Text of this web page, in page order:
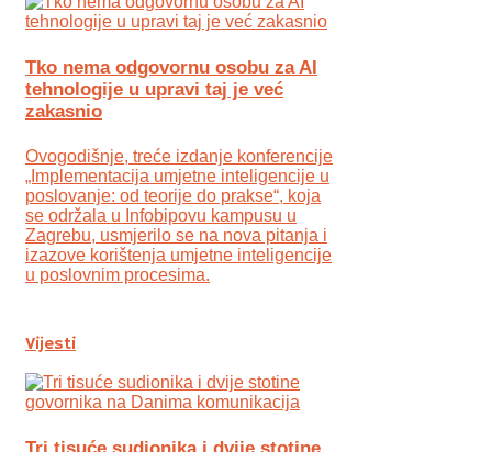
Tko nema odgovornu osobu za AI
tehnologije u upravi taj je već
zakasnio
Ovogodišnje, treće izdanje konferencije
„Implementacija umjetne inteligencije u
poslovanje: od teorije do prakse“, koja
se održala u Infobipovu kampusu u
Zagrebu, usmjerilo se na nova pitanja i
izazove korištenja umjetne inteligencije
u poslovnim procesima.
Vijesti